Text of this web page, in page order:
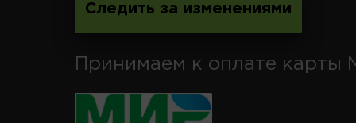
Следить за изменениями
Принимаем к оплате карты